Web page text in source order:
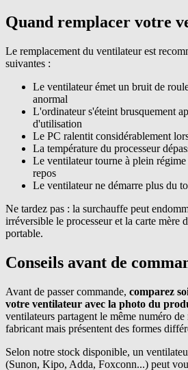
Quand remplacer votre
Le remplacement du ventilateur est
suivantes :
Le ventilateur émet un bruit de
anormal
L'ordinateur s'éteint brusquement
d'utilisation
Le PC ralentit considérablement
La température du processeur
Le ventilateur tourne à plein régime
repos
Le ventilateur ne démarre plus du
Ne tardez pas : la surchauffe peut
irréversible le processeur et la carte mère
portable.
Conseils avant de
Avant de passer commande, comparez
votre ventilateur avec la photo du
ventilateurs partagent le même numéro
fabricant mais présentent des formes
Selon notre stock disponible, un
(Sunon, Kipo, Adda, Foxconn...) peut